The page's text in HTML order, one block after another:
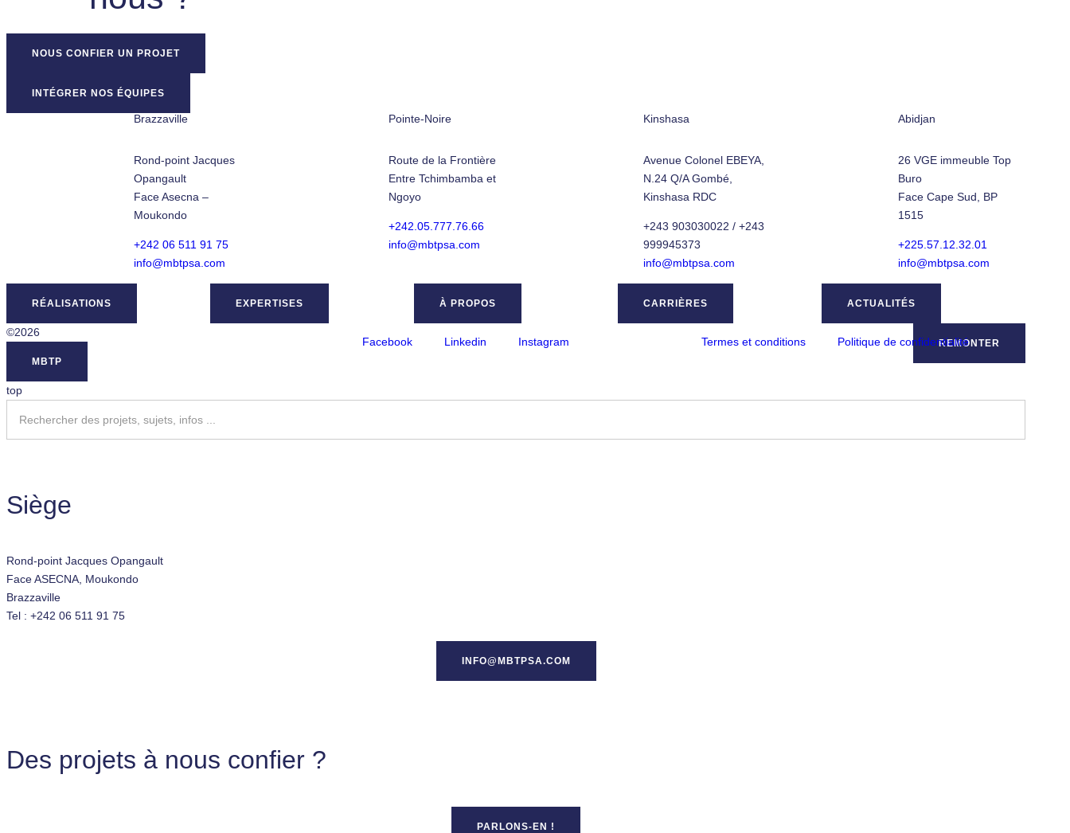
NOUS CONFIER UN PROJET
INTÉGRER NOS ÉQUIPES
Brazzaville
Rond-point Jacques
Opangault
Face Asecna –
Moukondo
+242 06 511 91 75
info@mbtpsa.com
Pointe-Noire
Route de la Frontière
Entre Tchimbamba et
Ngoyo
+242.05.777.76.66
info@mbtpsa.com
Kinshasa
Avenue Colonel EBEYA,
N.24 Q/A Gombé,
Kinshasa RDC
+243 903030022 / +243
999945373
info@mbtpsa.com
Abidjan
26 VGE immeuble Top
Buro
Face Cape Sud, BP
1515
+225.57.12.32.01
info@mbtpsa.com
RÉALISATIONS EXPERTISES À PROPOS CARRIÈRES ACTUALITÉS
©2026
MBTP
Facebook Linkedin Instagram Termes et conditions Politique de confidentialitéREMONTER
top
Siège
Rond-point Jacques Opangault
Face ASECNA, Moukondo
Brazzaville
Tel : +242 06 511 91 75
INFO@MBTPSA.COM
Des projets à nous confier ?
PARLONS-EN !